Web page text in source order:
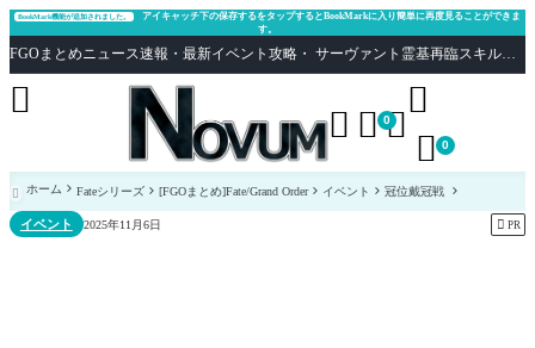
BookMark機能が追加されました。
アイキャッチ下の保存するをタップするとBookMarkに入り簡単に再度見ることができま
す。
FGOまとめニュース速報・最新イベント攻略・ サーヴァント霊基再臨スキル性能評価まとめ Fate/Grand Order
  0

 0

 ホーム Fateシリーズ [FGOまとめ]Fate/Grand Order イベント 冠位戴冠戦
イベント 2025年11月6日  PR